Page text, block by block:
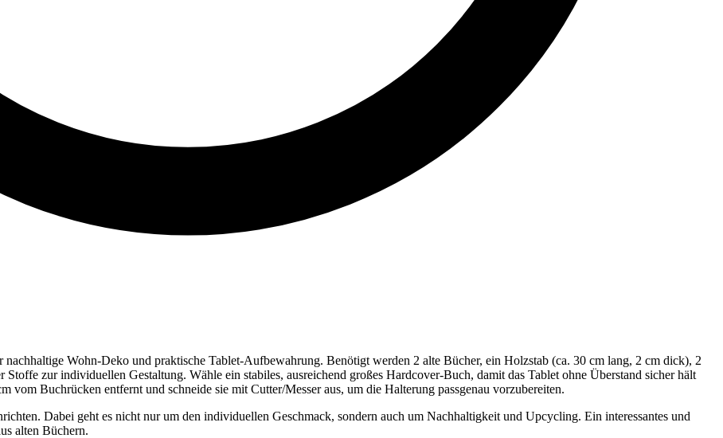
Wohn-Deko und praktische Tablet-Aufbewahrung. Benötigt werden 2 alte Bücher, ein Holzstab (ca. 30 cm lang, 2 cm dick), 2
zur individuellen Gestaltung. Wähle ein stabiles, ausreichend großes Hardcover-Buch, damit das Tablet ohne Überstand sicher hält
Buchrücken entfernt und schneide sie mit Cutter/Messer aus, um die Halterung passgenau vorzubereiten.
Dabei geht es nicht nur um den individuellen Geschmack, sondern auch um Nachhaltigkeit und Upcycling. Ein interessantes und
alten Büchern.